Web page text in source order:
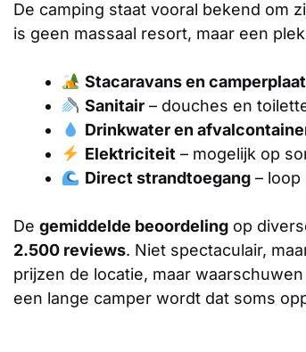
De camping staat vooral bekend om
is geen massaal resort, maar een
Stacaravans en
Sanitair– douches en
Drinkwater en
Elektriciteit– mogelijk op
Direct strandtoegang– loop
De gemiddelde beoordeling op
2.500 reviews. Niet spectaculair,
prijzen de locatie, maar
een lange camper wordt dat soms